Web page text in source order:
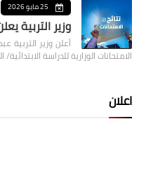
25 مايو 2026
وزير التربية
أعلن وزير التربية
الامتحانات الوزارية للدراسة الابتدائية/
اعلان